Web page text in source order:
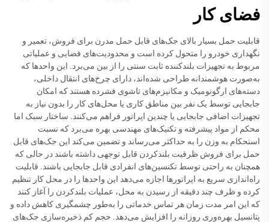
فضای کار
قابلیت حمل بسیار بالای جک‌های قابل حمل مدرن برای فروش، تعمیر و
نگهداری خودرو را متحول کرده است و محدودیت‌های فضایی و عملیاتی
مربوط به تجهیزات بلندکننده ثابت سنتی را از بین می‌برد. این واحدها که
به‌صورت هوشمندانه طراحی شده‌اند، دارای چرخ‌های انتقال داخلی،
دسته‌های ارگونومیک و مکانیزم‌های تاشوی فشرده هستند که امکان
جابجایی توسط یک نفر بین مناطق کاری یا محل‌های کار را بدون نیاز به
تجهیزات اضافی جابجایی یا چندین اپراتور فراهم می‌کنند. ساختار سبک اما
محکم از مواد پیشرفته و تکنیک‌های مهندسی بهره می‌برد که نسبت
استحکام به وزن را به حداکثر می‌رساند و تضمین می‌کند این جک‌های قابل
حمل برای فروش ظرفیت بلندکردن قابل توجهی داشته باشند در حالی که
همچنان به راحتی توسط تکنسین‌های انفرادی قابل جابجایی باشند. قابلیت
راه‌اندازی سریع به اپراتورها اجازه می‌دهد این واحدها را در محل کار تنظیم
کرده و ظرف چند دقیقه از رسیدن به محل، عملیات بلندکردن را آغاز کنند
که این امر مدت زمان هر تماس خدماتی را به‌طور چشمگیری کاهش داده و
پتانسیل بهره‌وری روزانه را افزایش می‌دهد. حجم کم ذخیره‌سازی جک‌های